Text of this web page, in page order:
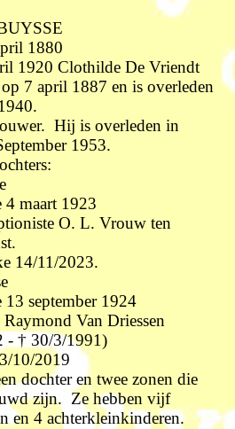
1880
1920 Clothilde De Vriendt
7 april 1887 en is overleden
Hij is overleden in
1953.
4 maart 1923
O. L. Vrouw ten
14/11/2023.
13 september 1924
Van Driessen
- † 30/3/1991)
10/2019
dochter en twee zonen die
zijn. Ze hebben vijf
en 4 achterkleinkinderen.